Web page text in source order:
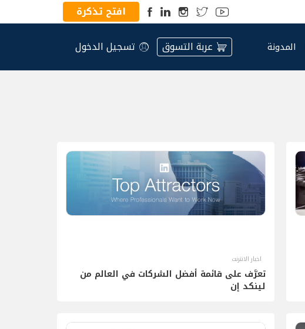
افتح تذكرة
المدونة عربة التسوق تسجيل الدخول
اخبار الانترنت
تعرَّف على قائمة أفضل الشركات في العالم من
لينكد إن